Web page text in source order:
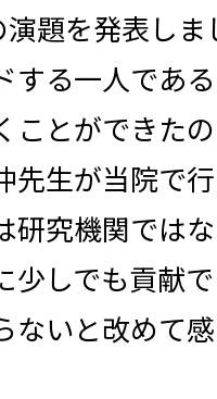
演題を発表し
する一人であ
ことができた
先生が当院で
研究機関では
少しでも貢献
ないと改めて